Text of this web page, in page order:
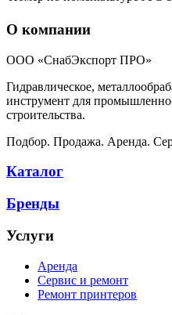
О компании
ООО «СнабЭкспорт ПРО»
Гидравлическое,
инструмент для
строительства.
Подбор. Продажа. Аренда.
Каталог
Бренды
Услуги
Аренда
Сервис и ремонт
Ремонт принтеров